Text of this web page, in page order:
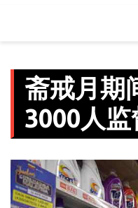
斋戒月期
3000人